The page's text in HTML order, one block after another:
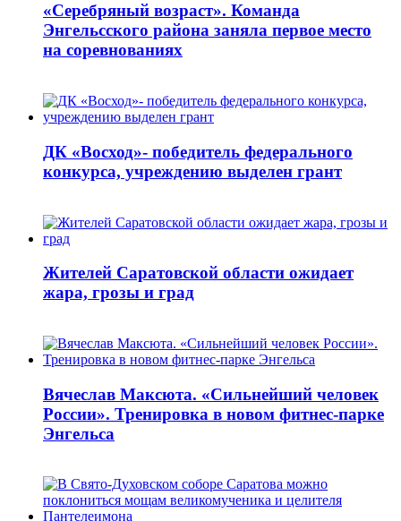
«Серебряный возраст». Команда
Энгельсского района заняла первое место
на соревнованиях
ДК «Восход»- победитель федерального
конкурса, учреждению выделен грант
Жителей Саратовской области ожидает
жара, грозы и град
Вячеслав Максюта. «Сильнейший человек
России». Тренировка в новом фитнес-парке
Энгельса